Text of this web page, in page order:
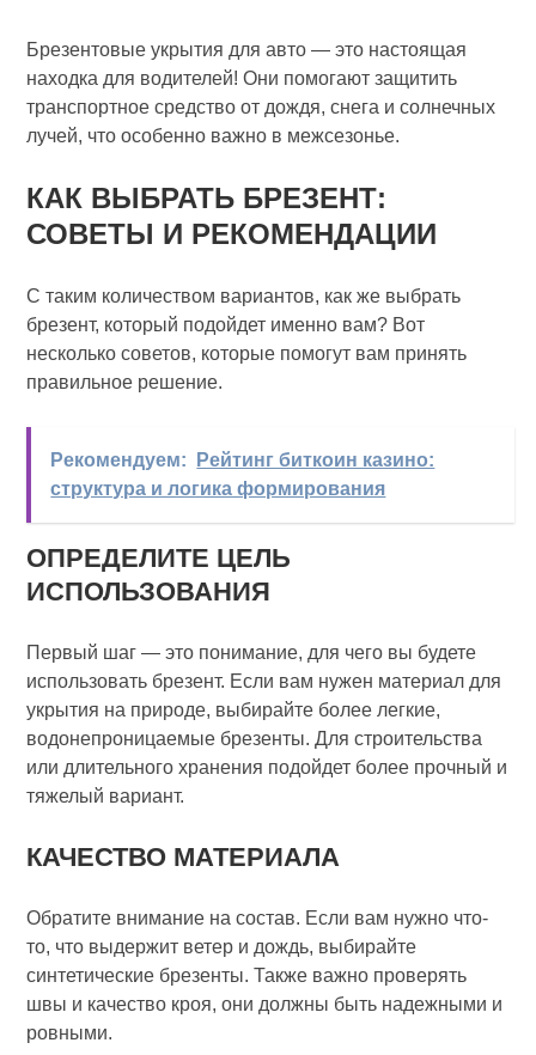
Брезентовые укрытия для авто — это настоящая
находка для водителей! Они помогают защитить
транспортное средство от дождя, снега и солнечных
лучей, что особенно важно в межсезонье.
КАК ВЫБРАТЬ БРЕЗЕНТ:
СОВЕТЫ И РЕКОМЕНДАЦИИ
С таким количеством вариантов, как же выбрать
брезент, который подойдет именно вам? Вот
несколько советов, которые помогут вам принять
правильное решение.
Рекомендуем:
Рейтинг биткоин казино:
структура и логика формирования
ОПРЕДЕЛИТЕ ЦЕЛЬ
ИСПОЛЬЗОВАНИЯ
Первый шаг — это понимание, для чего вы будете
использовать брезент. Если вам нужен материал для
укрытия на природе, выбирайте более легкие,
водонепроницаемые брезенты. Для строительства
или длительного хранения подойдет более прочный и
тяжелый вариант.
КАЧЕСТВО МАТЕРИАЛА
Обратите внимание на состав. Если вам нужно что-
то, что выдержит ветер и дождь, выбирайте
синтетические брезенты. Также важно проверять
швы и качество кроя, они должны быть надежными и
ровными.